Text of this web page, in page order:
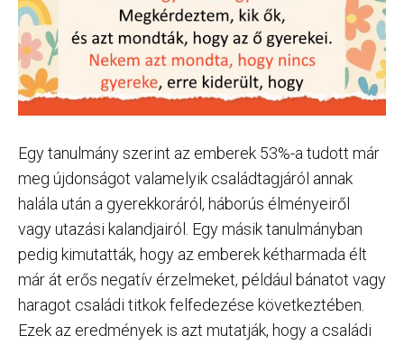
Egy tanulmány szerint az emberek 53%-a tudott már
meg újdonságot valamelyik családtagjáról annak
halála után a gyerekkoráról, háborús élményeiről
vagy utazási kalandjairól. Egy másik tanulmányban
pedig kimutatták, hogy az emberek kétharmada élt
már át erős negatív érzelmeket, például bánatot vagy
haragot családi titkok felfedezése következtében.
Ezek az eredmények is azt mutatják, hogy a családi